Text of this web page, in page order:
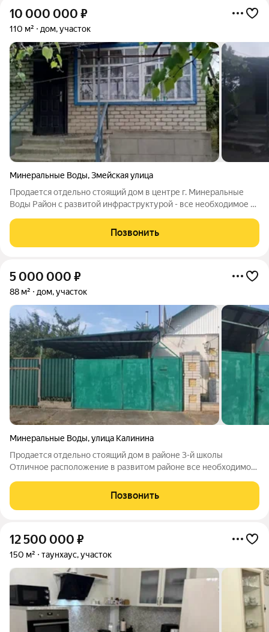
10 000 000 ₽
110 м² дом, участок
Минеральные Воды,Змейская улица
Продается отдельно стоящий дом в центре г. Минеральные
Воды Район с развитой инфраструктурой - все необходимое в
сады, парк, остановки общественного транспорта Логистика
хорошая - быстро и легко
Позвонить
5 000 000 ₽
88 м² дом, участок
Минеральные Воды,улица Калинина
Продается отдельно стоящий дом в районе 3-й школы
Отличное расположение в развитом районе все необходимое
асфальтированная, не узкая, при этом
Позвонить
12 500 000 ₽
150 м² таунхаус, участок